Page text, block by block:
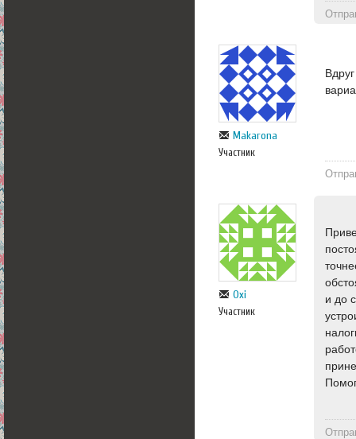
Makarona
Участник
Oxi
Участник
и до